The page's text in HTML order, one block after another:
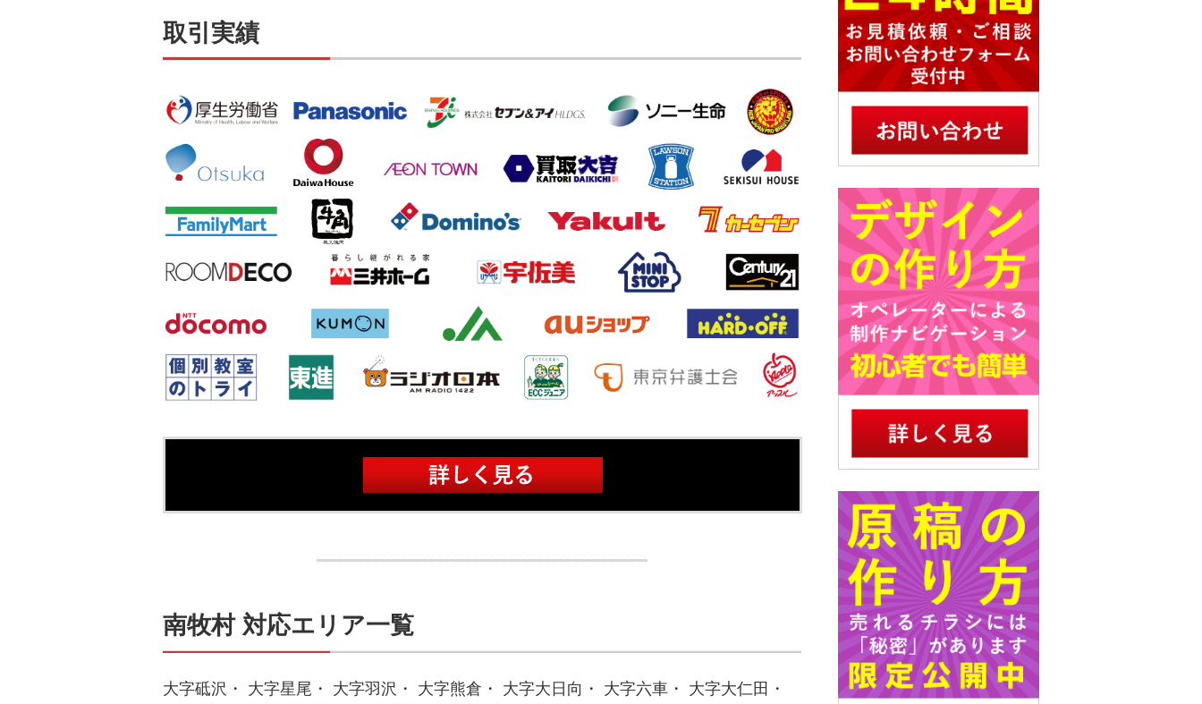
取引実績
南牧村 対応エリア一覧
大字砥沢・ 大字星尾・ 大字羽沢・ 大字熊倉・ 大字大日向・ 大字六車・ 大字大仁田・